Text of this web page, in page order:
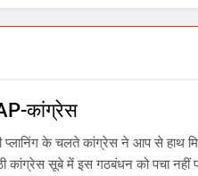
कांग्रेस
के चलते कांग्रेस ने आप से हाथ
कांग्रेस सूबे में इस गठबंधन को पचा नहीं